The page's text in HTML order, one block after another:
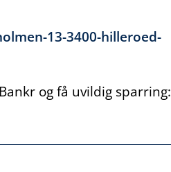
13-3400-hilleroed-
og få uvildig sparring: